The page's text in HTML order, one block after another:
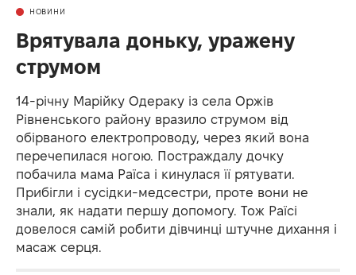
НОВИНИ
Врятувала доньку, уражену
струмом
14-річну Марійку Одераку із села Оржів
Рівненського району вразило струмом від
обірваного електропроводу, через який вона
перечепилася ногою. Постраждалу дочку
побачила мама Раїса і кинулася її рятувати.
Прибігли і сусідки-медсестри, проте вони не
знали, як надати першу допомогу. Тож Раїсі
довелося самій робити дівчинці штучне дихання і
масаж серця.